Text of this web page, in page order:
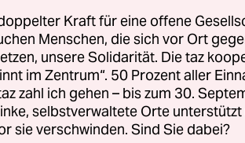
Krise und viele
Monaten 2023 vier Spiele
wurde sie beim
Monaco vorgeführt. Danach
Kraft für eine offene
Menschen, die sich vor Ort
unsere Solidarität. Die taz
im Zentrum“. 50 Prozent aller
zahl ich gehen – bis zum 30.
selbstverwaltete Orte
sie verschwinden. Sind Sie dabei?